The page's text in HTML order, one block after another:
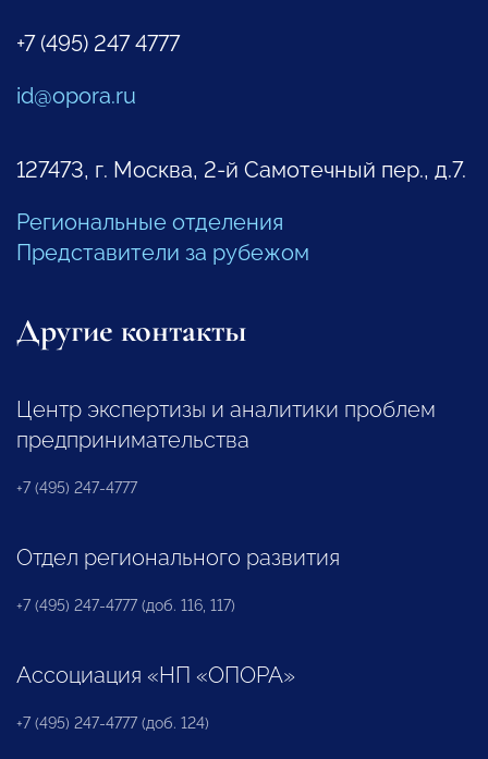
+7 (495) 247 4777
id@opora.ru
127473, г. Москва, 2-й Самотечный пер., д.7.
Региональные отделения
Представители за рубежом
Другие контакты
Центр экспертизы и аналитики проблем
предпринимательства
+7 (495) 247-4777
Отдел регионального развития
+7 (495) 247-4777 (доб. 116, 117)
Ассоциация «НП «ОПОРА»
+7 (495) 247-4777 (доб. 124)